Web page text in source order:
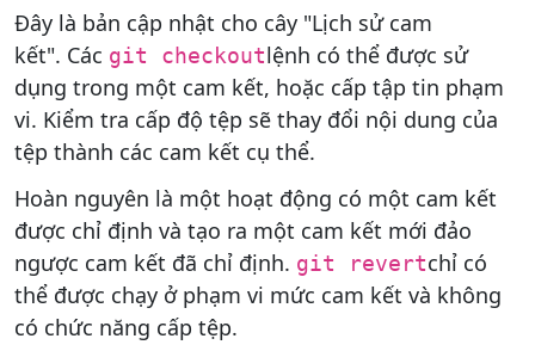
Đây là bản cập nhật cho cây "Lịch sử cam
kết". Các git checkoutlệnh có thể được sử
dụng trong một cam kết, hoặc cấp tập tin phạm
vi. Kiểm tra cấp độ tệp sẽ thay đổi nội dung của
tệp thành các cam kết cụ thể.
Hoàn nguyên là một hoạt động có một cam kết
được chỉ định và tạo ra một cam kết mới đảo
ngược cam kết đã chỉ định. git revertchỉ có
thể được chạy ở phạm vi mức cam kết và không
có chức năng cấp tệp.